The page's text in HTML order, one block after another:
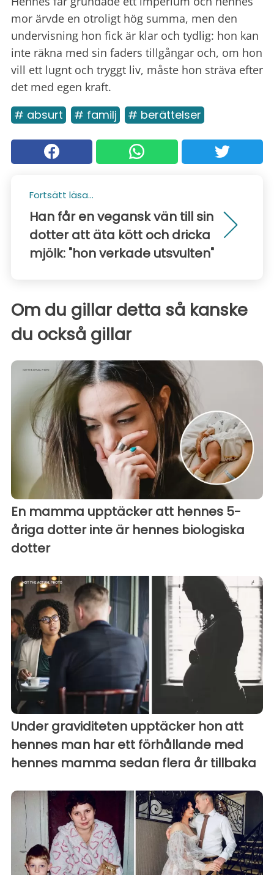
mor ärvde en otroligt hög summa, men den
undervisning hon fick är klar och tydlig: hon kan
inte räkna med sin faders tillgångar och, om hon
vill ett lugnt och tryggt liv, måste hon sträva efter
det med egen kraft.
# absurt # familj # berättelser
Fortsätt läsa...
Han får en vegansk vän till sin
dotter att äta kött och dricka
mjölk: "hon verkade utsvulten"
Om du gillar detta så kanske
du också gillar
En mamma upptäcker att hennes 5-
åriga dotter inte är hennes biologiska
dotter
Under graviditeten upptäcker hon att
hennes man har ett förhållande med
hennes mamma sedan flera år tillbaka